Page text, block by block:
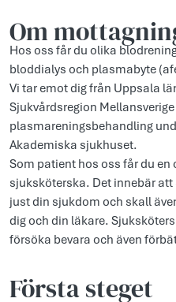
Om
Hos oss får du olika
bloddialys och plasmabyte
Vi tar emot dig från Uppsala
Sjukvårdsregion
plasmareningsbehandling
Akademiska sjukhuset.
Som patient hos oss får du
sjuksköterska. Det innebär
just din sjukdom och skall
dig och din läkare.
försöka bevara och även
Första steget